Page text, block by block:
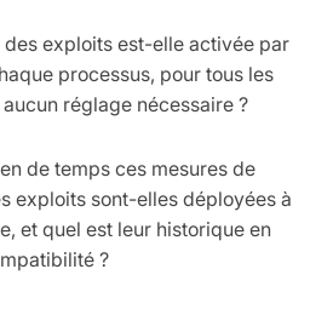
des exploits est-elle activée par
processus, pour tous les
réglage nécessaire ?
de temps ces mesures de
exploits sont-elles déployées à
et quel est leur historique en
?